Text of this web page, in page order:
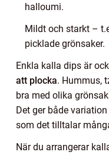
halloumi.
Mildt och starkt –
picklade grönsaker.
Enkla kalla dips är
att plocka. Hummus,
bra med olika
Det ger både
som det tilltalar
När du arrangerar